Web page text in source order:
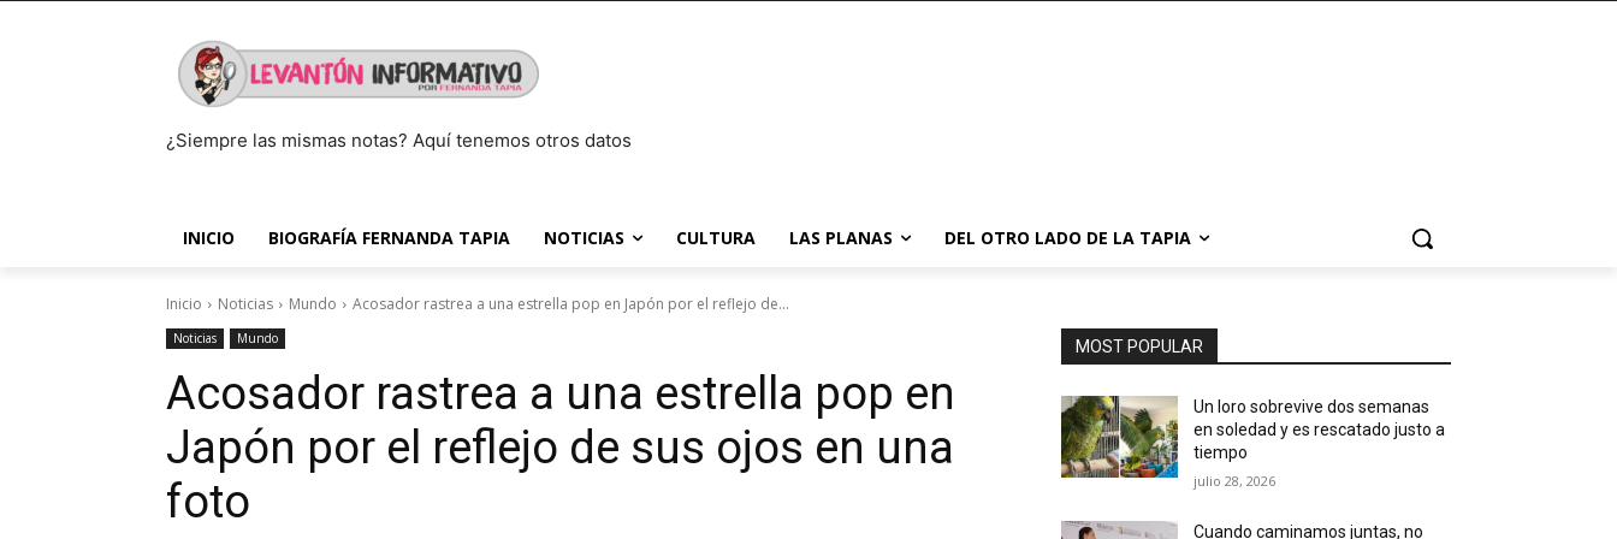
¿Siempre las mismas notas? Aquí tenemos otros datos
INICIO BIOGRAFÍA FERNANDA TAPIA NOTICIAS CULTURA LAS PLANAS DEL OTRO LADO DE LA TAPIA
Inicio Noticias Mundo Acosador rastrea a una estrella pop en Japón por el reflejo de...
Noticias Mundo
Acosador rastrea a una estrella pop en
Japón por el reflejo de sus ojos en una
foto
MOST POPULAR
Un loro sobrevive dos semanas
en soledad y es rescatado justo a
tiempo
julio 28, 2026
Cuando caminamos juntas, no